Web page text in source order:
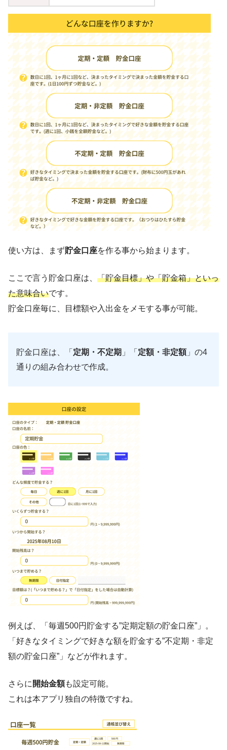
使い方は、まず貯金口座を作る事から始まります。
ここで言う貯金口座は、 「貯金目標」や「貯金箱」といっ
た意味合いです。
貯金口座毎に、目標額や入出金をメモする事が可能。
貯金口座は、「 定期・不定期 」「 定額・非定額」の4
通りの組み合わせで作成。
例えば、「毎週500円貯金する”定期定額の貯金口座”」。
「好きなタイミングで好きな額を貯金する”不定期・非定
額の貯金口座”」などが作れます。
さらに 開始金額も設定可能。
これは本アプリ独自の特徴ですね。